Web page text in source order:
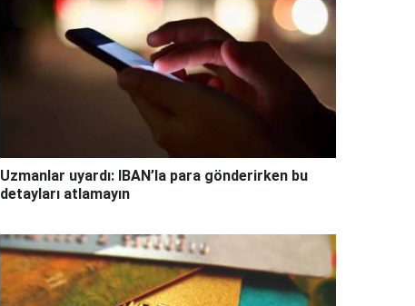
Uzmanlar uyardı: IBAN’la para gönderirken bu
detayları atlamayın